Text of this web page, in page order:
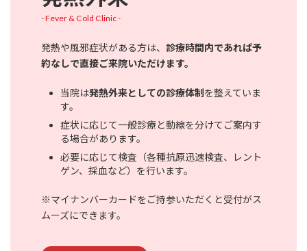
- Fever & Cold Clinic -
発熱や風邪症状がある方は、診療時間内であれば予
約なしで直接ご来院いただけます。
当院は発熱外来としての診療体制を整えていま
す。
症状に応じて一般診療と動線を分けてご案内す
る場合があります。
必要に応じて検査（各種抗原迅速検査、レント
ゲン、採血など）を行います。
※マイナンバーカードをご持参いただくと受付がス
ムーズにできます。